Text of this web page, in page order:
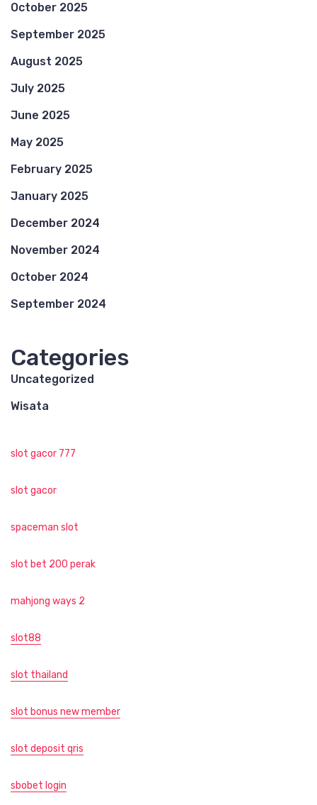
October 2025
September 2025
August 2025
July 2025
June 2025
May 2025
February 2025
January 2025
December 2024
November 2024
October 2024
September 2024
Categories
Uncategorized
Wisata
slot gacor 777
slot gacor
spaceman slot
slot bet 200 perak
mahjong ways 2
slot88
slot thailand
slot bonus new member
slot deposit qris
sbobet login